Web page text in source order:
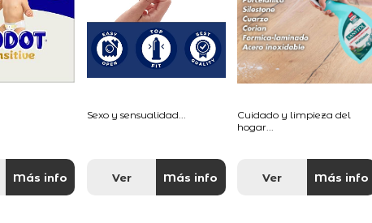
Más info
Sexo y sensualidad...
Ver Más info
Cuidado y limpieza del
hogar...
Ver Más info